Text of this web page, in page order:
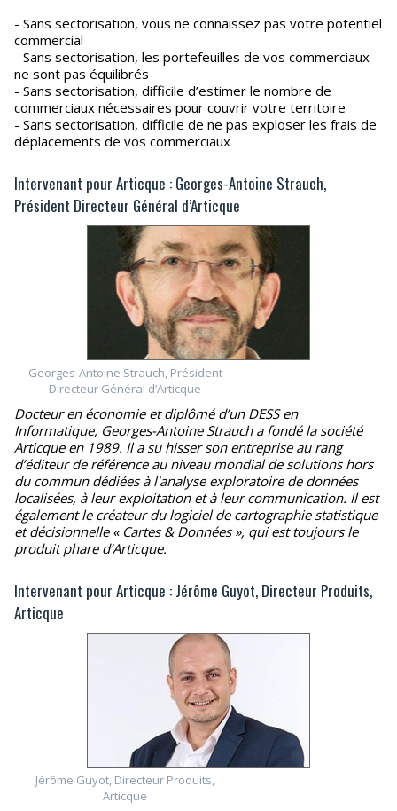
- Sans sectorisation, vous ne connaissez pas votre potentiel
commercial
- Sans sectorisation, les portefeuilles de vos commerciaux
ne sont pas équilibrés
- Sans sectorisation, difficile d’estimer le nombre de
commerciaux nécessaires pour couvrir votre territoire
- Sans sectorisation, difficile de ne pas exploser les frais de
déplacements de vos commerciaux
Intervenant pour Articque : Georges-Antoine Strauch,
Président Directeur Général d’Articque
Georges-Antoine Strauch, Président
Directeur Général d’Articque
Docteur en économie et diplômé d’un DESS en
Informatique, Georges-Antoine Strauch a fondé la société
Articque en 1989. Il a su hisser son entreprise au rang
d’éditeur de référence au niveau mondial de solutions hors
du commun dédiées à l'analyse exploratoire de données
localisées, à leur exploitation et à leur communication. Il est
également le créateur du logiciel de cartographie statistique
et décisionnelle « Cartes & Données », qui est toujours le
produit phare d’Articque.
Intervenant pour Articque : Jérôme Guyot, Directeur Produits,
Articque
Jérôme Guyot, Directeur Produits,
Articque